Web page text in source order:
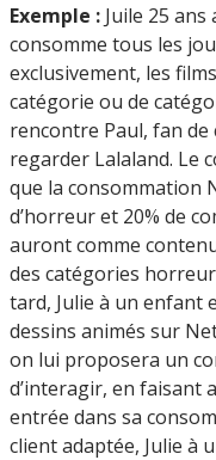
Exemple : Juile 25
consomme tous les
exclusivement, les
catégorie ou de
rencontre Paul, fan de
regarder Lalaland. Le
que la consommation
d’horreur et 20% de
auront comme
des catégories
tard, Julie à un enfant
dessins animés sur
on lui proposera un
d’interagir, en faisant
entrée dans sa
client adaptée, Julie à